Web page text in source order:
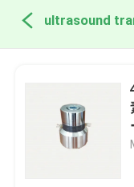
ultrasound